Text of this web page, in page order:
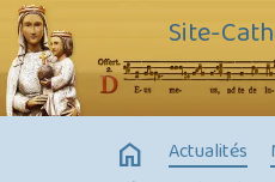
Site-
home Actualités